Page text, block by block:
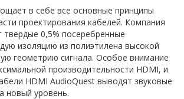
в себе все основные принципы
проектирования кабелей. Компания
твердые 0,5% посеребренные
изоляцию из полиэтилена высокой
геометрию сигнала. Особое внимание
производительности HDMI, и
HDMI AudioQuest выводят звуковые
новый уровень.